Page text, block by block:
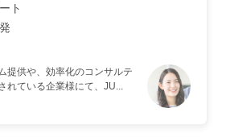
ト
提供や、効率化のコンサルテ
れている企業様にて、JU...